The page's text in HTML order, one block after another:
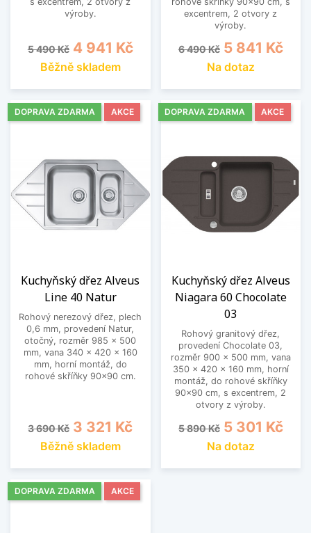
výroby.
Běžná cena
5 490 Kč Cena
4 941 Kč
Běžně skladem
excentrem, 2 otvory z
výroby.
Běžná cena
6 490 Kč Cena
5 841 Kč
Na dotaz
Kuchyňský dřez Alveus
Line 40 Natur
Rohový nerezový dřez, plech
0,6 mm, provedení Natur,
otočný, rozměr 985 x 500
mm, vana 340 x 420 x 160
mm, horní montáž, do
rohové skříňky 90x90 cm.
Běžná cena
3 690 Kč Cena
3 321 Kč
Běžně skladem
DOPRAVA ZDARMA AKCE
Kuchyňský dřez Alveus
Niagara 60 Chocolate
03
Rohový granitový dřez,
provedení Chocolate 03,
rozměr 900 x 500 mm, vana
350 x 420 x 160 mm, horní
montáž, do rohové skříňky
90x90 cm, s excentrem, 2
otvory z výroby.
Běžná cena
5 890 Kč Cena
5 301 Kč
Na dotaz
DOPRAVA ZDARMA AKCE
DOPRAVA ZDARMA AKCE